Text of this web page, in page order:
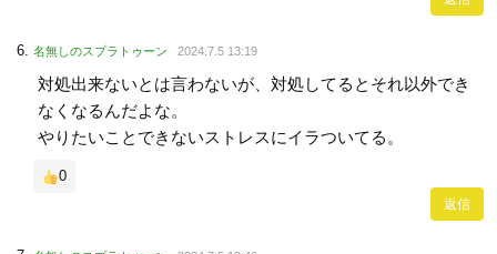
名無しのスプラトゥーン 2024.7.5 13:19
対処出来ないとは言わないが、対処してるとそれ以外でき
なくなるんだよな。
やりたいことできないストレスにイラついてる。
0
返信